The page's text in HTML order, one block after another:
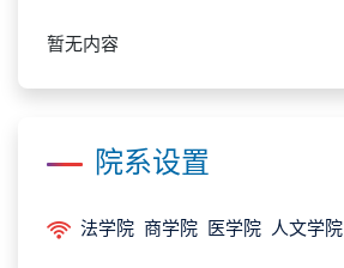
暂无内容
院系设置
法学院 商学院 医学院 人文学院